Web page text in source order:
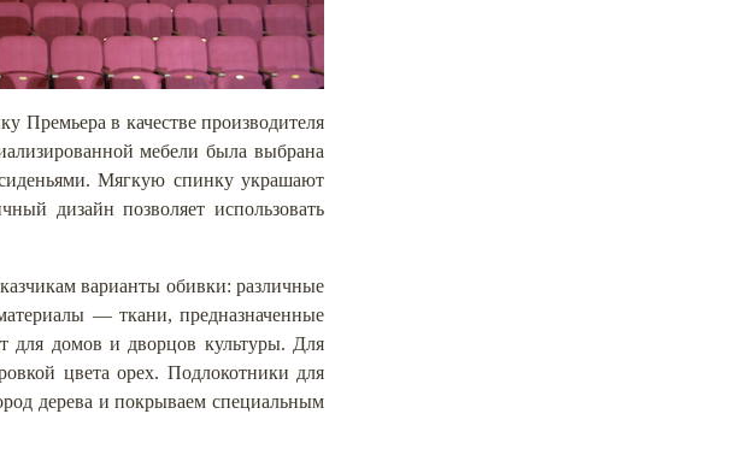
Премьера в качестве производителя
мебели была выбрана
Мягкую спинку украшают
дизайн позволяет использовать
варианты обивки: различные
— ткани, предназначенные
для домов и дворцов культуры. Для
цвета орех. Подлокотники для
дерева и покрываем специальным